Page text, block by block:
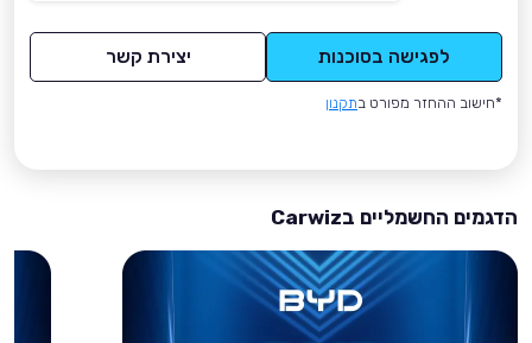
לפגישה בסוכנות יצירת קשר
*חישוב ההחזר מפורט בתקנון
הדגמים החשמליים בCarwiz